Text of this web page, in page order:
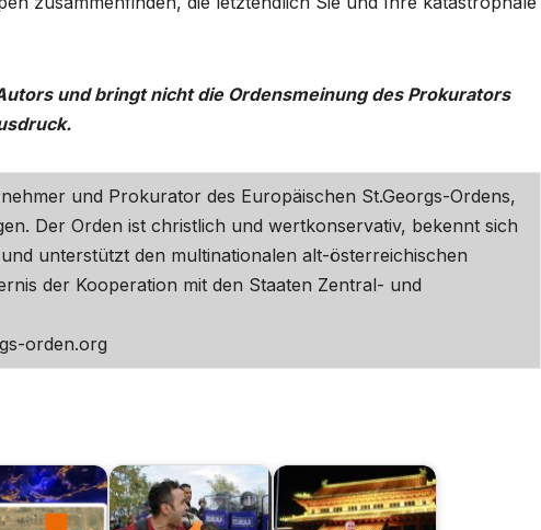
und bringt nicht die Ordensmeinung des Prokurators
und Prokurator des Europäischen St.Georgs-Ordens,
Der Orden ist christlich und wertkonservativ, bekennt sich
unterstützt den multinationalen alt-österreichischen
der Kooperation mit den Staaten Zentral- und
orden.org